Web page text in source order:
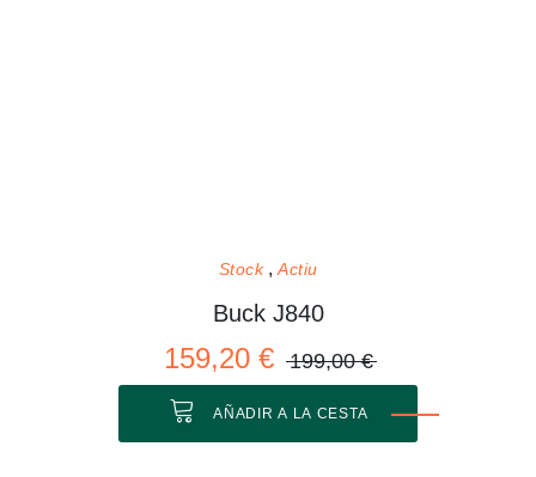
Stock Actiu
Buck J840
159,20 € 199,00 €
AÑADIR A LA CESTA